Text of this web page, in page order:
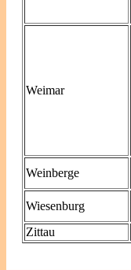
Weimar
Weinberge
Wiesenburg
Zittau